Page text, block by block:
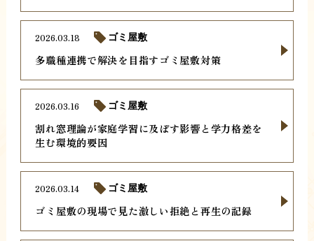
多職種連携で解決を目指すゴミ屋敷対策
2026.03.18 ゴミ屋敷
割れ窓理論が家庭学習に及ぼす影響と学力格差を
生む環境的要因
2026.03.16 ゴミ屋敷
ゴミ屋敷の現場で見た激しい拒絶と再生の記録
2026.03.14 ゴミ屋敷